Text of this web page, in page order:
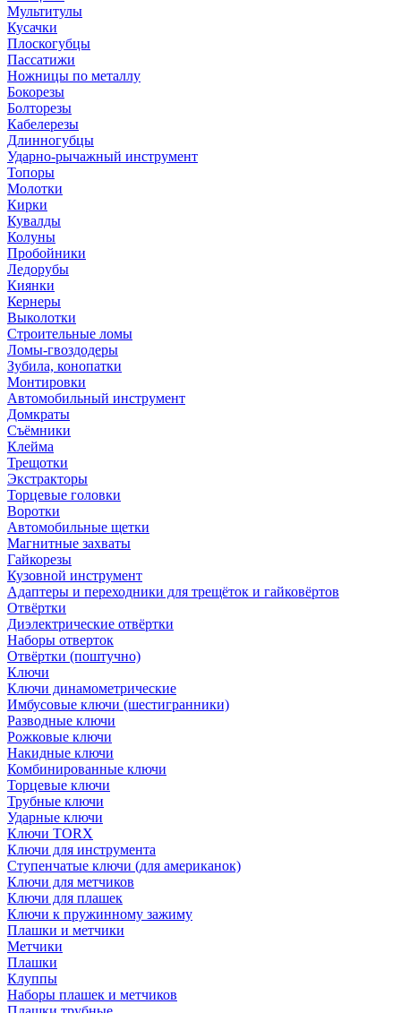
Мультитулы
Кусачки
Плоскогубцы
Пассатижи
Ножницы по металлу
Бокорезы
Болторезы
Кабелерезы
Длинногубцы
Ударно-рычажный инструмент
Топоры
Молотки
Кирки
Кувалды
Колуны
Пробойники
Ледорубы
Киянки
Кернеры
Выколотки
Строительные ломы
Ломы-гвоздодеры
Зубила, конопатки
Монтировки
Автомобильный инструмент
Домкраты
Съёмники
Клейма
Трещотки
Экстракторы
Торцевые головки
Воротки
Автомобильные щетки
Магнитные захваты
Гайкорезы
Кузовной инструмент
Адаптеры и переходники для трещёток и гайковёртов
Отвёртки
Диэлектрические отвёртки
Наборы отверток
Отвёртки (поштучно)
Ключи
Ключи динамометрические
Имбусовые ключи (шестигранники)
Разводные ключи
Рожковые ключи
Накидные ключи
Комбинированные ключи
Торцевые ключи
Трубные ключи
Ударные ключи
Ключи TORX
Ключи для инструмента
Ступенчатые ключи (для американок)
Ключи для метчиков
Ключи для плашек
Ключи к пружинному зажиму
Плашки и метчики
Метчики
Плашки
Клуппы
Наборы плашек и метчиков